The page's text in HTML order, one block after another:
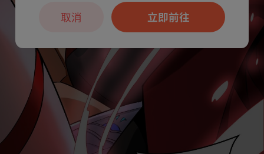
立即前往
取消